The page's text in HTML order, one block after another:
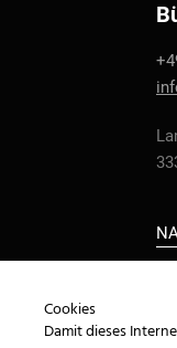
Cookies
Damit dieses